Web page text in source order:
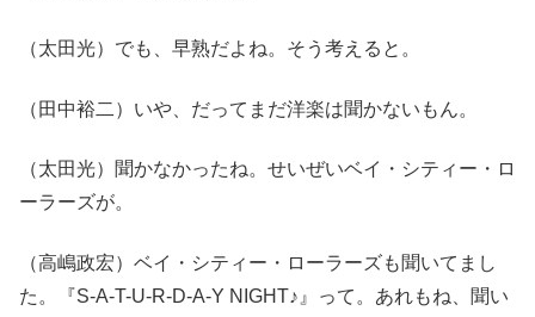
（太田光）でも、早熟だよね。そう考えると。
（田中裕二）いや、だってまだ洋楽は聞かないもん。
（太田光）聞かなかったね。せいぜいベイ・シティー・ロ
ーラーズが。
（高嶋政宏）ベイ・シティー・ローラーズも聞いてまし
た。『S-A-T-U-R-D-A-Y NIGHT♪』って。あれもね、聞い